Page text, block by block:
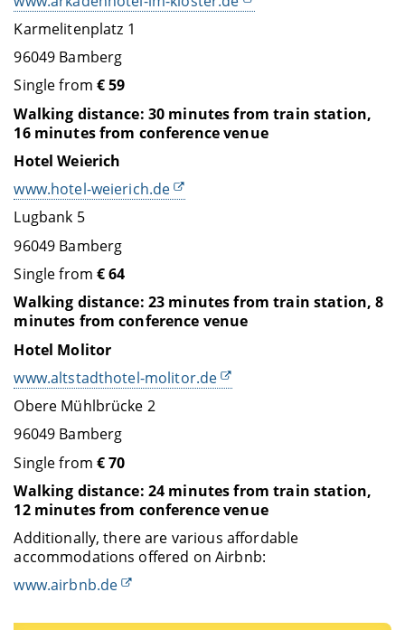
Karmelitenplatz 1
96049 Bamberg
Single from€ 59
Walking distance: 30 minutes from train station,
16 minutes from conference venue
Hotel Weierich
www.hotel-weierich.de
Lugbank 5
96049 Bamberg
Single from € 64
Walking distance: 23 minutes from train station, 8
minutes from conference venue
Hotel Molitor
www.altstadthotel-molitor.de
Obere Mühlbrücke 2
96049 Bamberg
Single from € 70
Walking distance: 24 minutes from train station,
12 minutes from conference venue
Additionally, there are various affordable
accommodations offered on Airbnb:
www.airbnb.de